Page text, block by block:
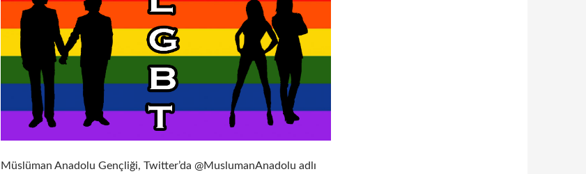
Müslüman Anadolu Gençliği, Twitter’da @MuslumanAnadolu adlı